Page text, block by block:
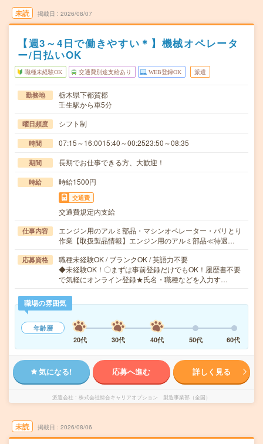
未読 掲載日 2026/08/07
【週3～4日で働きやすい＊】機械オペレータ
ー/日払いOK
職種未経験OK 交通費別途支給あり WEB登録OK 派遣
勤務地
栃木県下都賀郡
壬生駅から車5分
曜日頻度 シフト制
時間 07:15～16:0015:40～00:2523:50～08:35
期間 長期でお仕事できる方、大歓迎！
時給 時給1500円
交通費
交通費規定内支給
仕事内容
エンジン用のアルミ部品・マシンオペレーター・バリとり
作業【取扱製品情報】エンジン用のアルミ部品≪待遇…
応募資格
職種未経験OK / ブランクOK / 英語力不要
◆未経験OK！〇まずは事前登録だけでもOK！履歴書不要
で気軽にオンライン登録★氏名・職種などを入力す…
職場の雰囲気
年齢層
20代
30代 40代 50代 60代
気になる! 応募へ進む 詳しく見る
派遣会社 株式会社綜合キャリアオプション 製造事業部（全国）
未読 掲載日 2026/08/06